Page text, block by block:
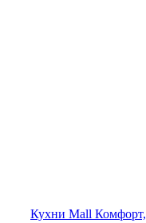
Кухни Mall Комфорт,